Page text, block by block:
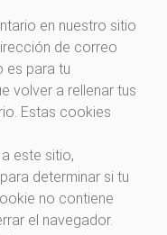
en nuestro sitio
de correo
es para tu
volver a rellenar tus
Estas cookies
este sitio,
determinar si tu
no contiene
el navegador.